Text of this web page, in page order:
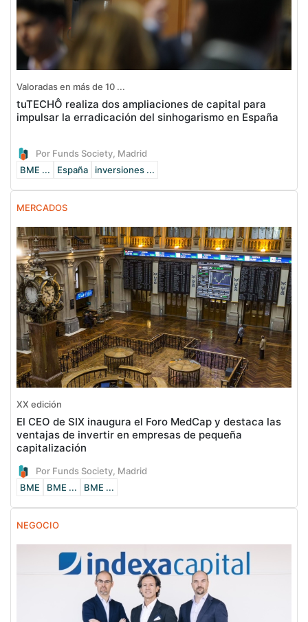
Valoradas en más de 10 ...
tuTECHÔ realiza dos ampliaciones de capital para
impulsar la erradicación del sinhogarismo en España
Por Funds Society, Madrid
BME ...
España inversiones ...
MERCADOS
XX edición
El CEO de SIX inaugura el Foro MedCap y destaca las
ventajas de invertir en empresas de pequeña
capitalización
Por Funds Society, Madrid
BME
BME ... BME ...
NEGOCIO